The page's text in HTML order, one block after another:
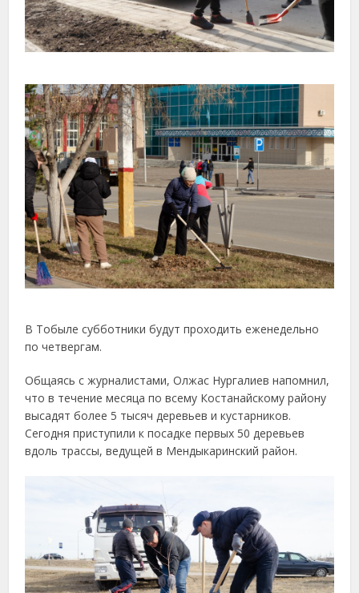
В Тобыле субботники будут проходить еженедельно
по четвергам.
Общаясь с журналистами, Олжас Нургалиев напомнил,
что в течение месяца по всему Костанайскому району
высадят более 5 тысяч деревьев и кустарников.
Сегодня приступили к посадке первых 50 деревьев
вдоль трассы, ведущей в Мендыкаринский район.